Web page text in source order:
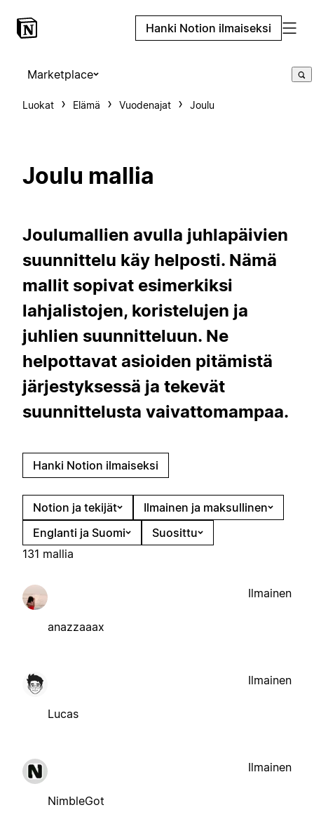
Hanki Notion ilmaiseksi
Marketplace
Luokat Elämä Vuodenajat Joulu
Joulu mallia
Joulumallien avulla juhlapäivien
suunnittelu käy helposti. Nämä
mallit sopivat esimerkiksi
lahjalistojen, koristelujen ja
juhlien suunnitteluun. Ne
helpottavat asioiden pitämistä
järjestyksessä ja tekevät
suunnittelusta vaivattomampaa.
Hanki Notion ilmaiseksi
Notion ja tekijät
Ilmainen ja maksullinen
Englanti ja Suomi
Suosittu
131 mallia
anazzaaax
Ilmainen
Lucas
Ilmainen
NimbleGot
Ilmainen